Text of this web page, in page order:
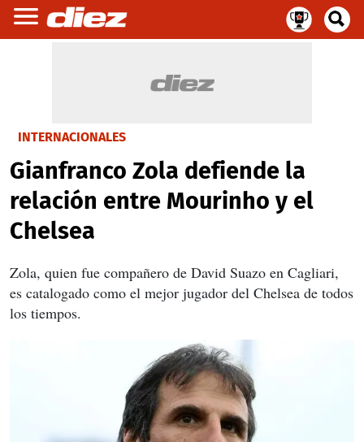
INTERNACIONALES
Gianfranco Zola defiende la
relación entre Mourinho y el
Chelsea
Zola, quien fue compañero de David Suazo en Cagliari,
es catalogado como el mejor jugador del Chelsea de todos
los tiempos.